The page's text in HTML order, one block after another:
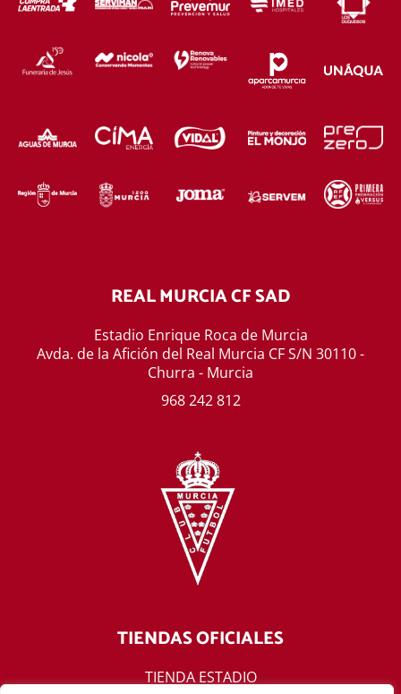
REAL MURCIA CF SAD
Estadio Enrique Roca de Murcia
Avda. de la Afición del Real Murcia CF S/N 30110 -
Churra - Murcia
968 242 812
TIENDAS OFICIALES
TIENDA ESTADIO